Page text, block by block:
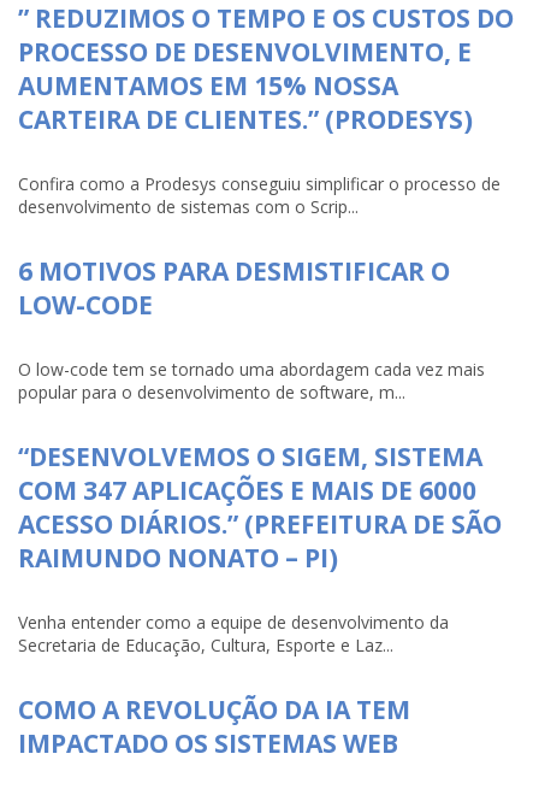
” REDUZIMOS O TEMPO E OS CUSTOS DO
PROCESSO DE DESENVOLVIMENTO, E
AUMENTAMOS EM 15% NOSSA
CARTEIRA DE CLIENTES.” (PRODESYS)
Confira como a Prodesys conseguiu simplificar o processo de
desenvolvimento de sistemas com o Scrip...
6 MOTIVOS PARA DESMISTIFICAR O
LOW-CODE
O low-code tem se tornado uma abordagem cada vez mais
popular para o desenvolvimento de software, m...
“DESENVOLVEMOS O SIGEM, SISTEMA
COM 347 APLICAÇÕES E MAIS DE 6000
ACESSO DIÁRIOS.” (PREFEITURA DE SÃO
RAIMUNDO NONATO – PI)
Venha entender como a equipe de desenvolvimento da
Secretaria de Educação, Cultura, Esporte e Laz...
COMO A REVOLUÇÃO DA IA TEM
IMPACTADO OS SISTEMAS WEB